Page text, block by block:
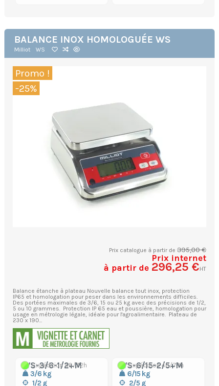
BALANCE INOX HOMOLOGUÉE WS
Milliot WS
Promo !
-25%
Prix catalogue à partir de395,00 €
Prix internet
à partir de 296,25 €HT
Balance étanche à plateau Nouvelle balance tout inox, protection
IP65 et homologation pour peser dans les environnements difficiles.
Des portées maximales de 3/6, 15 ou 25 kg avec des précisions de 1/2,
5 ou 10 grammes. Protection IP 65 eau et poussière, homologation pour
usage en métrologie légale, idéale pour l'agroalimentaire. Plateau de
230 x 190...
WS-3/6-1/2+M
3/6 kg
1/2 g
Expédition 48/72h WS-6/15-2/5+M
6/15 kg
2/5 g
Expédition 48/72h